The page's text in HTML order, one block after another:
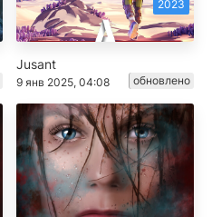
2023
Jusant
9 янв 2025, 04:08 обновлено